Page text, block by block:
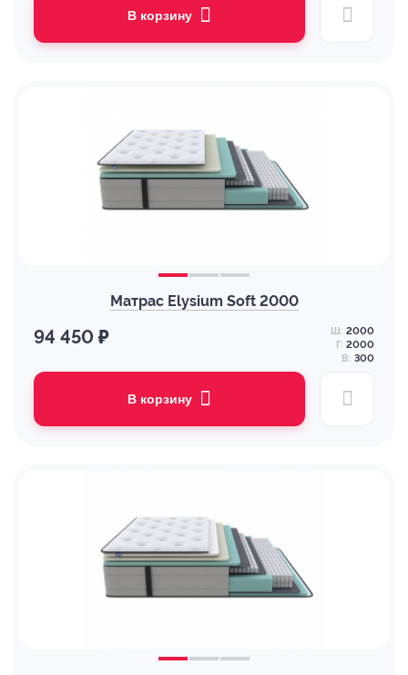
В корзину
Матрас Elysium Soft 2000
94 450 ₽ Ш: 2000
Г: 2000
В: 300
В корзину